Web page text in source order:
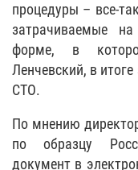
процедуры – все-
затрачиваемые
форме, в
Ленчевский, в
СТО.
По мнению
по образцу
документ в